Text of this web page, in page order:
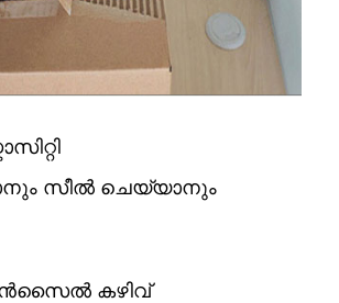
സീൽ ചെയ്യാനും
കഴിവ്